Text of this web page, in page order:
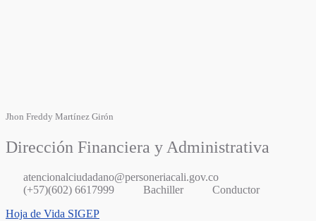
Jhon Freddy Martínez Girón
Dirección Financiera y Administrativa
atencionalciudadano@personeriacali.gov.co
(+57)(602) 6617999
Bachiller
Conductor
Hoja de Vida SIGEP